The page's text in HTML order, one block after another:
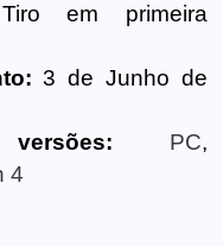
Tiro em primeira
3 de Junho de
PC,
4